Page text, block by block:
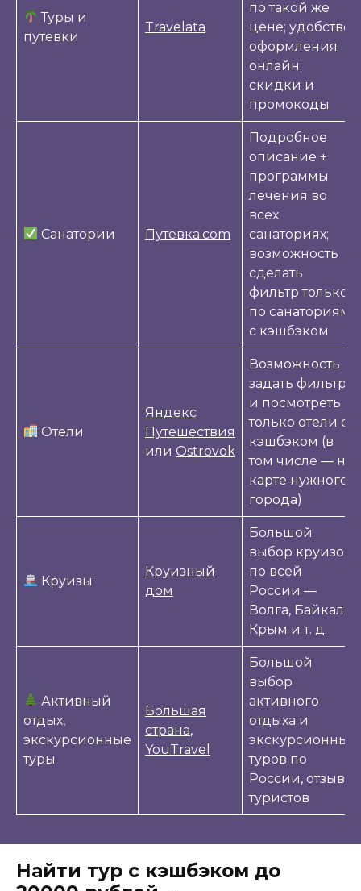
Туры и
путевки
Travelata
по такой же
цене; удобство
оформления
онлайн;
скидки и
промокоды
Санатории Путевка.com
Подробное
описание +
программы
лечения во
всех
санаториях;
возможность
сделать
фильтр только
по санаториям
с кэшбэком
Отели
Яндекс
Путешествия
или Ostrovok
Возможность
задать фильтр
и посмотреть
только отели с
кэшбэком (в
том числе — на
карте нужного
города)
Круизы
Круизный
дом
Большой
выбор круизов
по всей
России —
Волга, Байкал,
Крым и т. д.
Активный
отдых,
экскурсионные
туры
Большая
страна,
YouTravel
Большой
выбор
активного
отдыха и
экскурсионных
туров по
России, отзывы
туристов
Найти тур с кэшбэком до